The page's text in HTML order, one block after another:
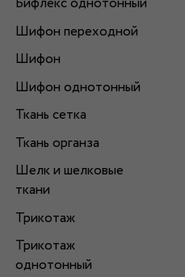
Шифон переходной
Шифон
Шифон однотонный
Ткань сетка
Ткань органза
Шелк и шелковые
ткани
Трикотаж
Трикотаж
однотонный